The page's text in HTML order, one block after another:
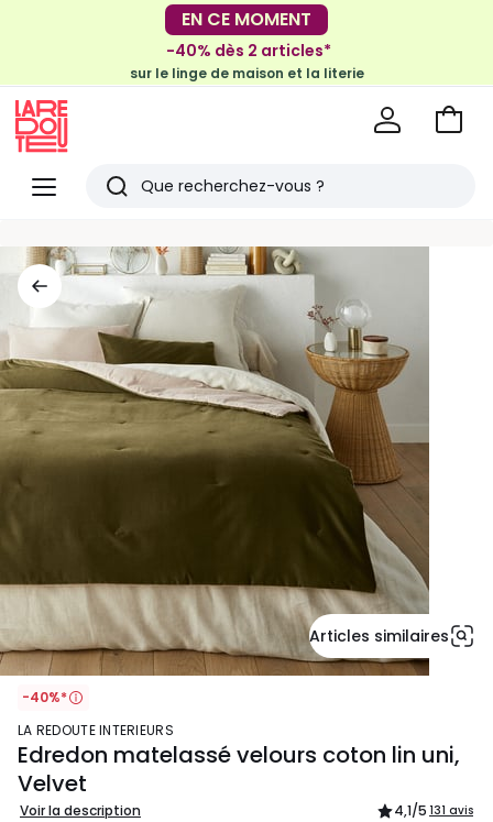
-30€ tous les 100€*
sur le meuble & la déco
-40% dès 2 articles*
sur le linge de maison et la literie
Menu
Redoute
Rechercher
articles
vus
Voir
Articles similaires
-40%*
LA REDOUTE INTERIEURS
Edredon matelassé velours coton lin uni,
Velvet
Voir la description 4,1/5 131 avis